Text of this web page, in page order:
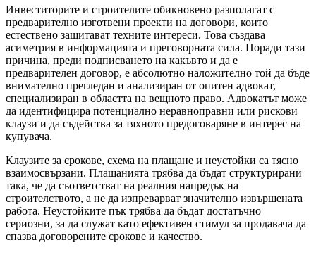
Инвеститорите и строителите обикновено разполагат с
предварително изготвени проекти на договори, които
естествено защитават техните интереси. Това създава
асиметрия в информацията и преговорната сила. Поради тази
причина, преди подписването на какъвто и да е
предварителен договор, е абсолютно наложително той да бъде
внимателно прегледан и анализиран от опитен адвокат,
специализиран в областта на вещното право. Адвокатът може
да идентифицира потенциално неравноправни или рискови
клаузи и да съдейства за тяхното предоговаряне в интерес на
купувача.
Клаузите за срокове, схема на плащане и неустойки са тясно
взаимосвързани. Плащанията трябва да бъдат структурирани
така, че да съответстват на реалния напредък на
строителството, а не да изпреварват значително извършената
работа. Неустойките пък трябва да бъдат достатъчно
сериозни, за да служат като ефективен стимул за продавача да
спазва договорените срокове и качество.